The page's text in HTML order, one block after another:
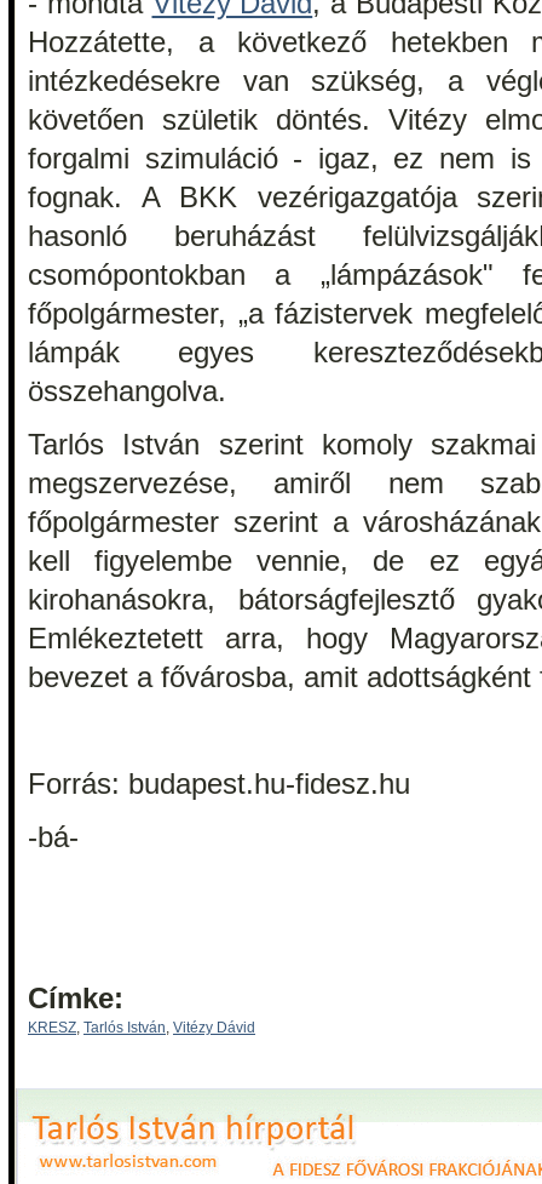
Hozzátette, a következő hetekben
intézkedésekre van szükség, a
követően születik döntés. Vitézy
forgalmi szimuláció - igaz, ez nem
fognak. A BKK vezérigazgatója
hasonló beruházást
csomópontokban a
főpolgármester, „a fázistervek
lámpák egyes
összehangolva.
Tarlós István szerint komoly
megszervezése, amiről nem
főpolgármester szerint a
kell figyelembe vennie, de ez
kirohanásokra, bátorságfejlesztő
Emlékeztetett arra, hogy
bevezet a fővárosba, amit
Forrás: budapest.hu-fidesz.hu
-bá-
Címke:
KRESZ, Tarlós István, Vitézy Dávid